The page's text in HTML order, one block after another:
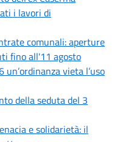
i lavori di
comunali: aperture
fino all'11 agosto
un’ordinanza vieta l’uso
della seduta del 3
e solidarietà: il